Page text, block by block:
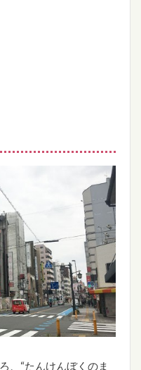
、“たんけんぼくのま